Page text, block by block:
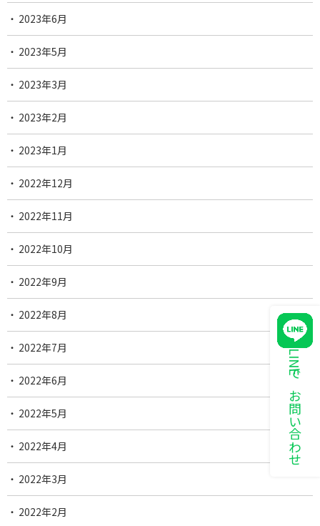
LINEでお問い合わせ
2023年6月
2023年5月
2023年3月
2023年2月
2023年1月
2022年12月
2022年11月
2022年10月
2022年9月
2022年8月
2022年7月
2022年6月
2022年5月
2022年4月
2022年3月
2022年2月